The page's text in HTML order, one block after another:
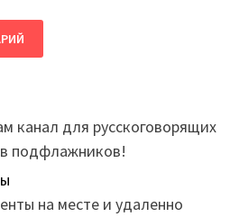
канал для русскоговорящих
подфлажников!
на месте и удаленно